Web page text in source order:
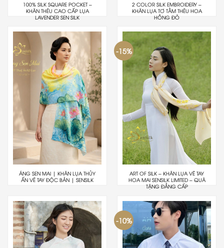
100% SILK SQUARE POCKET –
KHĂN THÊU CAO CẤP LỤA
LAVENDER SEN SILK
2 COLOR SILK EMBROIDERY –
KHĂN LỤA TƠ TẰM THÊU HOA
HỒNG ĐỎ
ÁNG SEN MAI | KHĂN LỤA THỦY
ẤN VẼ TAY ĐỘC BẢN | SENSILK
-15%
ART OF SILK – KHĂN LỤA VẼ TAY
HOA MAI SENSILK LIMITED – QUÀ
TẶNG ĐẲNG CẤP
-10%